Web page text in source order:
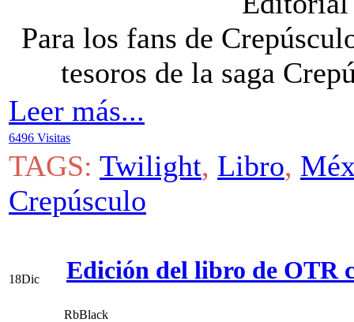
Para los fans de
tesoros de la saga
Leer más...
6496 Visitas
TAGS: Twilight, Libro,
Crepúsculo
18Dic Edición del libro de OTR
RbBlack